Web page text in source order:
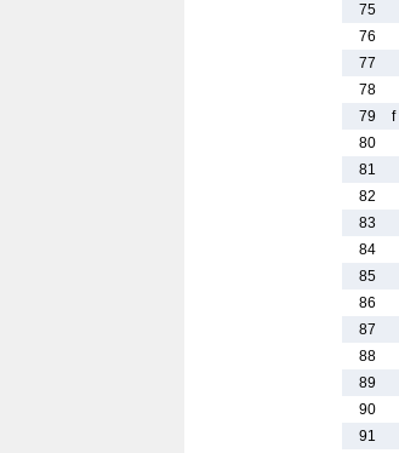
75
76
77
78
79
f
80
81
82
83
84
85
86
87
88
89
90
91